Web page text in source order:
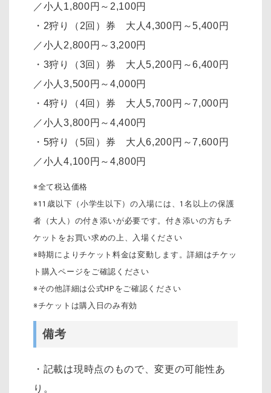
／小人1,800円～2,100円
・2狩り（2回）券 大人4,300円～5,400円
／小人2,800円～3,200円
・3狩り（3回）券 大人5,200円～6,400円
／小人3,500円～4,000円
・4狩り（4回）券 大人5,700円～7,000円
／小人3,800円～4,400円
・5狩り（5回）券 大人6,200円～7,600円
／小人4,100円～4,800円
※全て税込価格
※11歳以下（小学生以下）の入場には、1名以上の保護
者（大人）の付き添いが必要です。付き添いの方もチ
ケットをお買い求めの上、入場ください
※時期によりチケット料金は変動します。詳細はチケッ
ト購入ページをご確認ください
※その他詳細は公式HPをご確認ください
※チケットは購入日のみ有効
備考
・記載は現時点のもので、変更の可能性あ
り。